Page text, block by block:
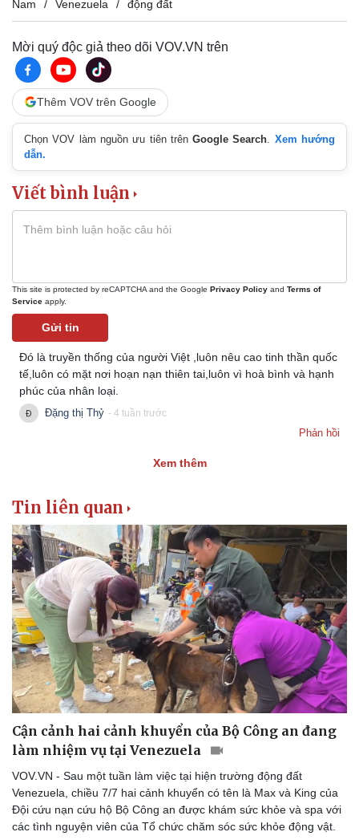
Thế giới
Quan sát
Cuộc sống đó đây
Video
Nam
Venezuela động đất
Mời quý độc giả theo dõi VOV.VN trên
Thêm VOV trên Google
Chọn VOV làm nguồn ưu tiên trênGoogle Search
Xem hướng
dẫn.
Viết bình luận
This site is protected by reCAPTCHA and the Google Privacy Policy and Terms of
Service apply.
Gửi tin
Đó là truyền thống của người Việt ,luôn nêu cao tinh thần quốc
tế,luôn có mặt nơi hoạn nạn thiên tai,luôn vì hoà bình và hạnh
phúc của nhân loại.
Đặng thị Thỷ - 4 tuần trước
Phản hồi
Xem thêm
Tin liên quan
Cận cảnh hai cảnh khuyển của Bộ Công an đang
làm nhiệm vụ tại Venezuela
VOV.VN - Sau một tuần làm việc tại hiện trường động đất
Venezuela, chiều 7/7 hai cảnh khuyển có tên là Max và King của
Đội cứu nạn cứu hộ Bộ Công an được khám sức khỏe và spa với
các tình nguyện viên của Tổ chức chăm sóc sức khỏe động vật.